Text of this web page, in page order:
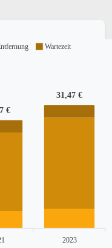
€
31,47 €
2023
Wartezeit